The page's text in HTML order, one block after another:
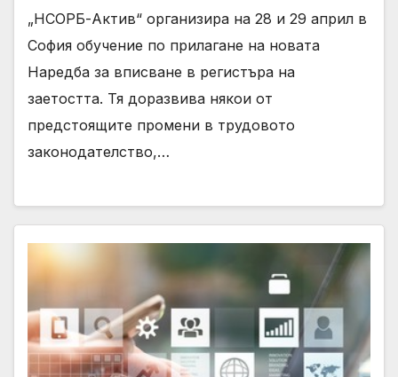
„НСОРБ-Актив“ организира на 28 и 29 април в
София обучение по прилагане на новата
Наредба за вписване в регистъра на
заетостта. Тя доразвива някои от
предстоящите промени в трудовото
законодателство,…